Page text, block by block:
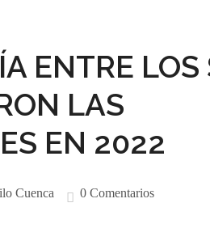
LOS
LAS
EN 2022
Cuenca 0 Comentarios